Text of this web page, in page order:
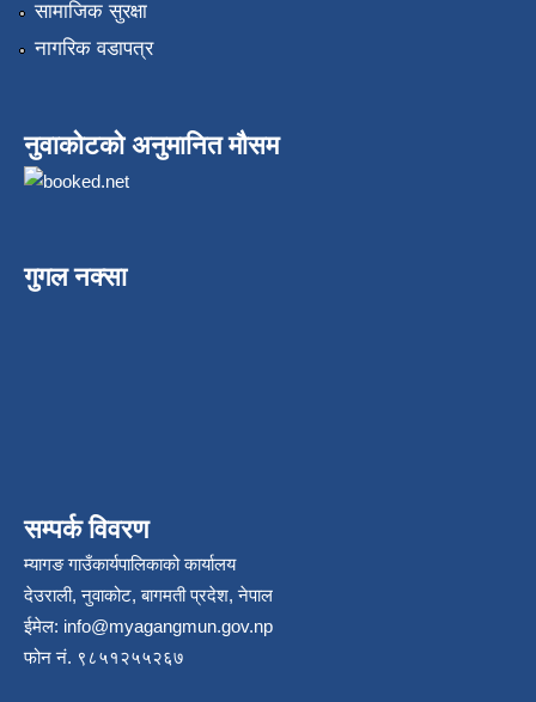
सामाजिक सुरक्षा
नागरिक वडापत्र
नुवाकोटको अनुमानित मौसम
गुगल नक्सा
सम्पर्क विवरण
म्यागङ गाउँकार्यपालिकाको कार्यालय
देउराली, नुवाकोट, बागमती प्रदेश, नेपाल
ईमेल: info@myagangmun.gov.np
फोन नं. ९८५१२५५२६७